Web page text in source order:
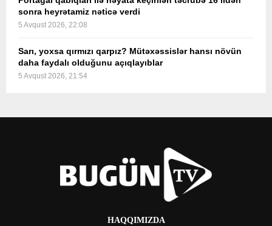
sonra heyrətamiz nəticə verdi
5 Avqust 2026, 22:08
Sarı, yoxsa qırmızı qarpız? Mütəxəssislər hansı növün
daha faydalı olduğunu açıqlayıblar
5 Avqust 2026, 21:54
HAQQIMIZDA